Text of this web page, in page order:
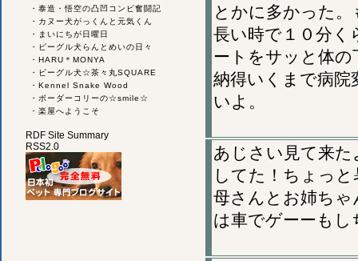
・ 泰造・悟空の凸凹コンビ奮闘記
・ カヌー犬がっくんと元気くん
・
まいにちが日曜日
・
ビーグル犬らんとめいの日々
・ HARU＊MONYA
・
ビーグル犬☆茶々丸SQUARE
・ Kennel Snake Wood
・ ボーダーコリーの☆smile☆
・ 楽屋へようこそ
RDF Site Summary
RSS2.0
とかに多かった
長い時で１０分
ートをサッと体
納得いくまで病
いよ。
あじさい見て来
してた！ちょっ
母さんとお姉ち
は車でゲーーも